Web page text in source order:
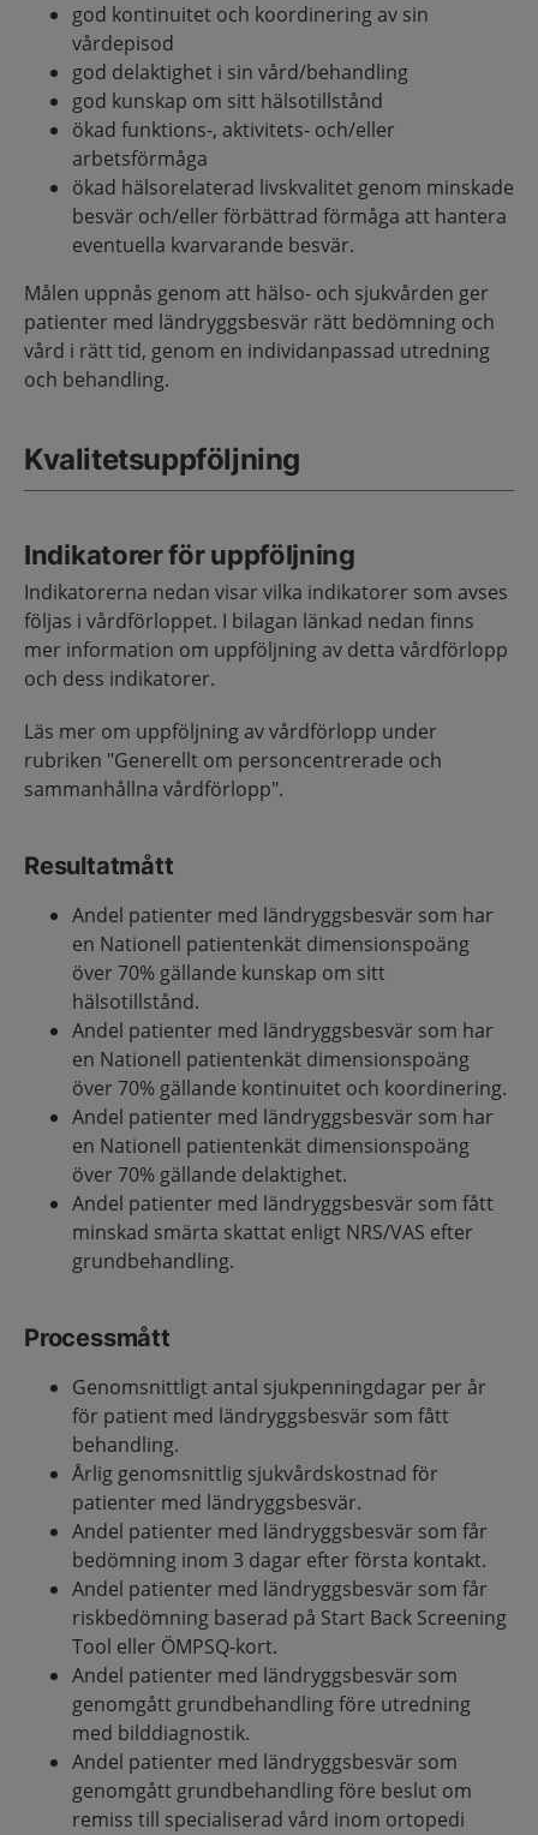
god kontinuitet och koordinering av sin
vårdepisod
god delaktighet i sin vård/behandling
god kunskap om sitt hälsotillstånd
ökad funktions-, aktivitets- och/eller
arbetsförmåga
ökad hälsorelaterad livskvalitet genom minskade
besvär och/eller förbättrad förmåga att hantera
eventuella kvarvarande besvär.
Målen uppnås genom att hälso- och sjukvården ger
patienter med ländryggsbesvär rätt bedömning och
vård i rätt tid, genom en individanpassad utredning
och behandling.
Kvalitetsuppföljning
Indikatorer för uppföljning
Indikatorerna nedan visar vilka indikatorer som avses
följas i vårdförloppet. I bilagan länkad nedan finns
mer information om uppföljning av detta vårdförlopp
och dess indikatorer.
Läs mer om uppföljning av vårdförlopp under
rubriken "Generellt om personcentrerade och
sammanhållna vårdförlopp".
Resultatmått
Andel patienter med ländryggsbesvär som har
en Nationell patientenkät dimensionspoäng
över 70% gällande kunskap om sitt
hälsotillstånd.
Andel patienter med ländryggsbesvär som har
en Nationell patientenkät dimensionspoäng
över 70% gällande kontinuitet och koordinering.
Andel patienter med ländryggsbesvär som har
en Nationell patientenkät dimensionspoäng
över 70% gällande delaktighet.
Andel patienter med ländryggsbesvär som fått
minskad smärta skattat enligt NRS/VAS efter
grundbehandling.
Processmått
Genomsnittligt antal sjukpenningdagar per år
för patient med ländryggsbesvär som fått
behandling.
Årlig genomsnittlig sjukvårdskostnad för
patienter med ländryggsbesvär.
Andel patienter med ländryggsbesvär som får
bedömning inom 3 dagar efter första kontakt.
Andel patienter med ländryggsbesvär som får
riskbedömning baserad på Start Back Screening
Tool eller ÖMPSQ-kort.
Andel patienter med ländryggsbesvär som
genomgått grundbehandling före utredning
med bilddiagnostik.
Andel patienter med ländryggsbesvär som
genomgått grundbehandling före beslut om
remiss till specialiserad vård inom ortopedi